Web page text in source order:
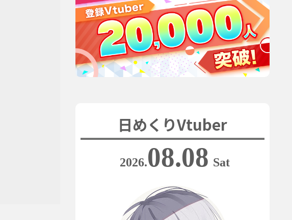
日めくりVtuber
2026.08.08 Sat